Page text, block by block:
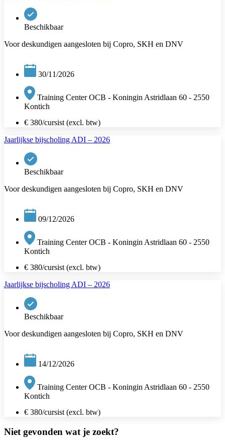
Beschikbaar
Voor deskundigen aangesloten bij Copro, SKH en DNV
30/11/2026
Training Center OCB - Koningin Astridlaan 60 - 2550
Kontich
€ 380/cursist (excl. btw)
Jaarlijkse bijscholing ADI – 2026
Beschikbaar
Voor deskundigen aangesloten bij Copro, SKH en DNV
09/12/2026
Training Center OCB - Koningin Astridlaan 60 - 2550
Kontich
€ 380/cursist (excl. btw)
Jaarlijkse bijscholing ADI – 2026
Beschikbaar
Voor deskundigen aangesloten bij Copro, SKH en DNV
14/12/2026
Training Center OCB - Koningin Astridlaan 60 - 2550
Kontich
€ 380/cursist (excl. btw)
Niet gevonden wat je zoekt?